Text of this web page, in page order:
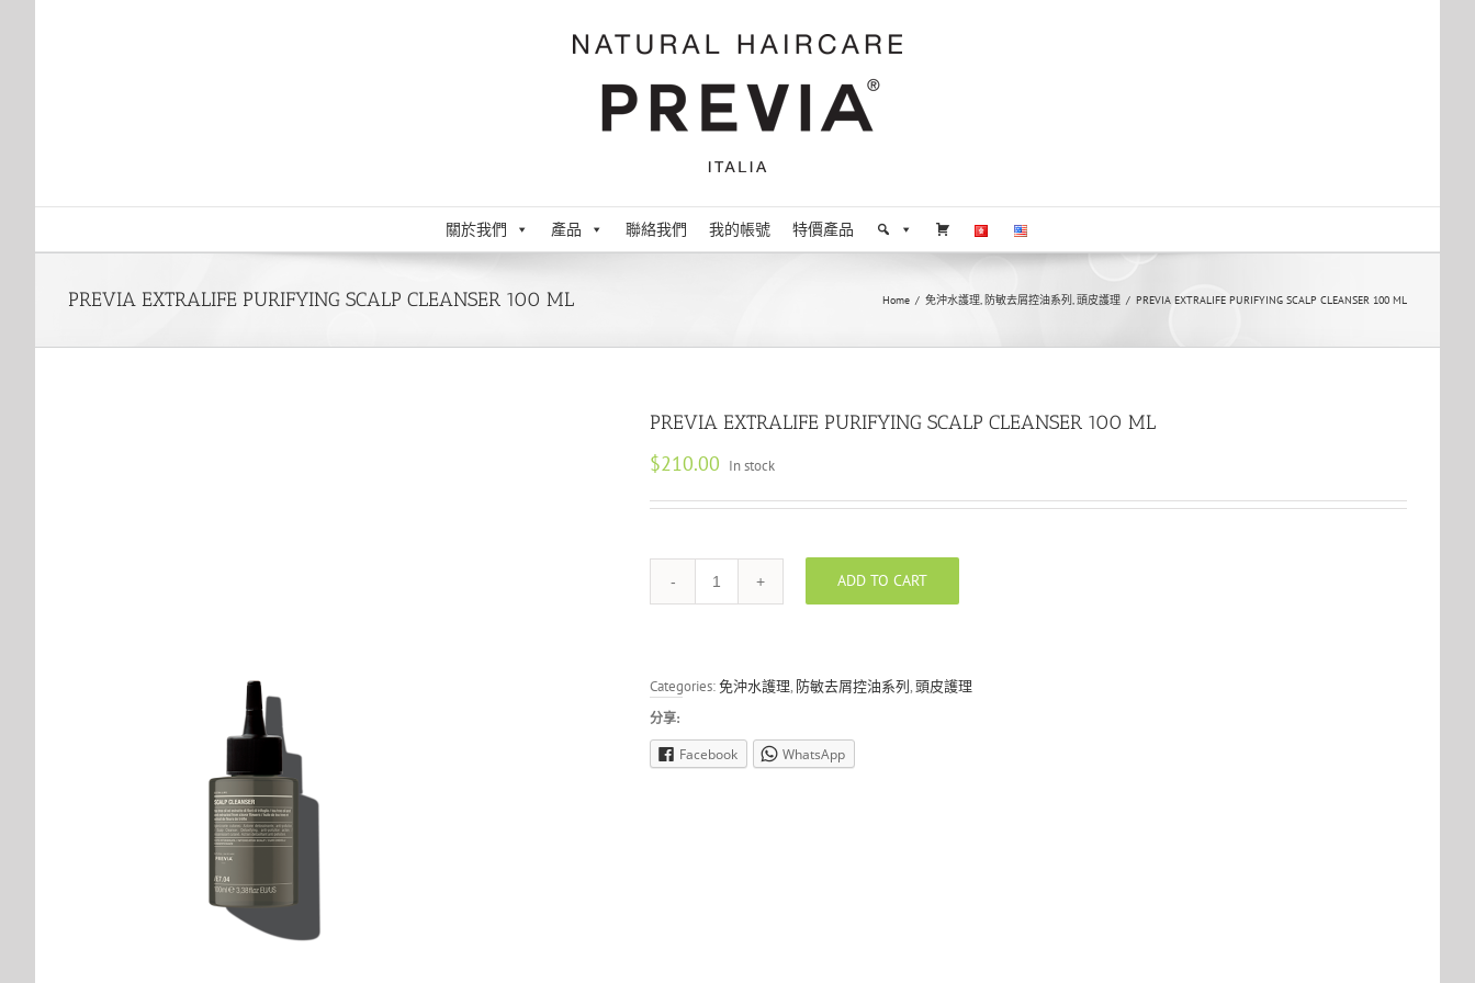
關於我們 產品 聯絡我們 我的帳號 特價產品
PREVIA EXTRALIFE PURIFYING SCALP CLEANSER 100 ML Home / 免沖水護理, 防敏去屑控油系列 ,頭皮護理 / PREVIA EXTRALIFE PURIFYING SCALP CLEANSER 100 ML
PREVIA EXTRALIFE PURIFYING SCALP CLEANSER 100 ML
$210.00 In stock
PREVIA
100
quantity
ADD TO CART
Categories:免沖水護理, 防敏去屑控油系列,頭皮護理
分享:
Facebook WhatsApp